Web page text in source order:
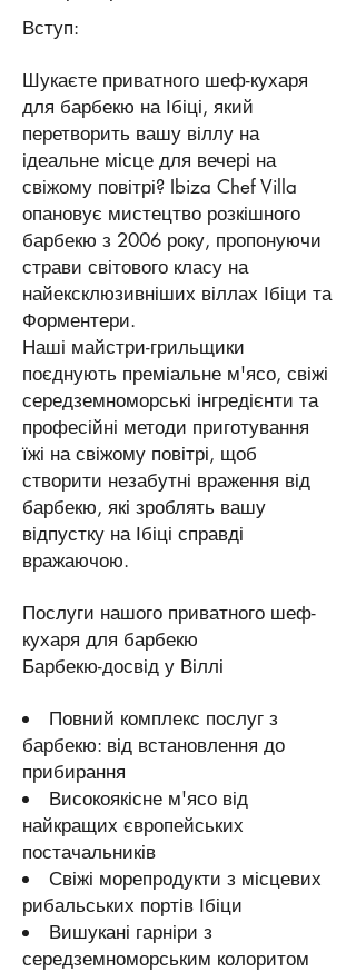
Вступ:
Шукаєте приватного шеф-кухаря
для барбекю на Ібіці, який
перетворить вашу віллу на
ідеальне місце для вечері на
свіжому повітрі? Ibiza Chef Villa
опановує мистецтво розкішного
барбекю з 2006 року, пропонуючи
страви світового класу на
найексклюзивніших віллах Ібіци та
Форментери.
Наші майстри-грильщики
поєднують преміальне м'ясо, свіжі
середземноморські інгредієнти та
професійні методи приготування
їжі на свіжому повітрі, щоб
створити незабутні враження від
барбекю, які зроблять вашу
відпустку на Ібіці справді
вражаючою.
Послуги нашого приватного шеф-
кухаря для барбекю
Барбекю-досвід у Віллі
Повний комплекс послуг з
барбекю: від встановлення до
прибирання
Високоякісне м'ясо від
найкращих європейських
постачальників
Свіжі морепродукти з місцевих
рибальських портів Ібіци
Вишукані гарніри з
середземноморським колоритом